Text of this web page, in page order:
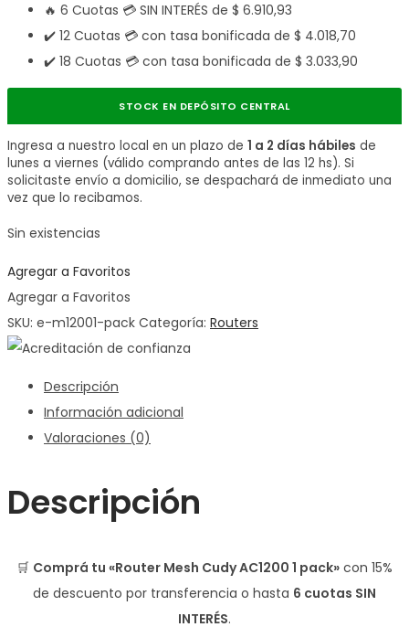
🔥 6 Cuotas 💳 SIN INTERÉS de $ 6.910,93
✔️ 12 Cuotas 💳 con tasa bonificada de $ 4.018,70
✔️ 18 Cuotas 💳 con tasa bonificada de $ 3.033,90
STOCK EN DEPÓSITO CENTRAL
Ingresa a nuestro local en un plazo de 1 a 2 días hábiles de
lunes a viernes (válido comprando antes de las 12 hs). Si
solicitaste envío a domicilio, se despachará de inmediato una
vez que lo recibamos.
Sin existencias
Agregar a Favoritos
Agregar a Favoritos
SKU: e-m12001-pack Categoría: Routers
Descripción
Información adicional
Valoraciones (0)
Descripción
🛒 Comprá tu «Router Mesh Cudy AC1200 1 pack» con 15%
de descuento por transferencia o hasta 6 cuotas SIN
INTERÉS.